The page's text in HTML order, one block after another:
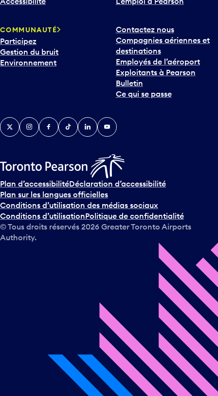
COMMUNAUTÉ
Participez
Gestion du bruit
Environnement
Contactez nous
Compagnies aériennes et
destinations
Employés de l’aéroport
Exploitants à Pearson
Bulletin
Ce qui se passe
TwitterInstagramFacebook
TikTokLinkedInYouTube
Plan d’accessibilitéDéclaration d’accessibilité
Plan sur les langues officielles
Conditions d’utilisation des médias sociaux
Conditions d’utilisationPolitique de confidentialité
© Tous droits réservés 2026 Greater Toronto Airports
Authority.